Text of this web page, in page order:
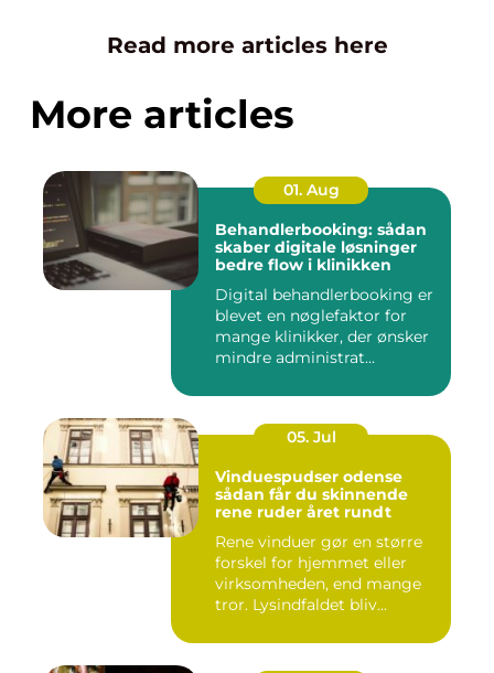
Read more articles here
More articles
01. Aug
Behandlerbooking: sådan
skaber digitale løsninger
bedre flow i klinikken
Digital behandlerbooking er
blevet en nøglefaktor for
mange klinikker, der ønsker
mindre administrat...
05. Jul
Vinduespudser odense
sådan får du skinnende
rene ruder året rundt
Rene vinduer gør en større
forskel for hjemmet eller
virksomheden, end mange
tror. Lysindfaldet bliv...